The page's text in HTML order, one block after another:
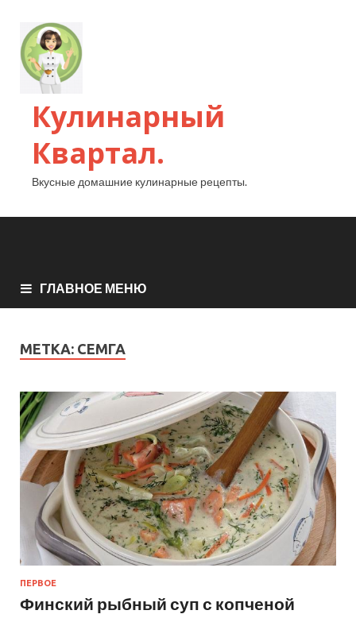
Кулинарный
Квартал.
Вкусные домашние кулинарные рецепты.
ГЛАВНОЕ МЕНЮ
МЕТКА: СЕМГА
ПЕРВОЕ
Финский рыбный суп с копченой